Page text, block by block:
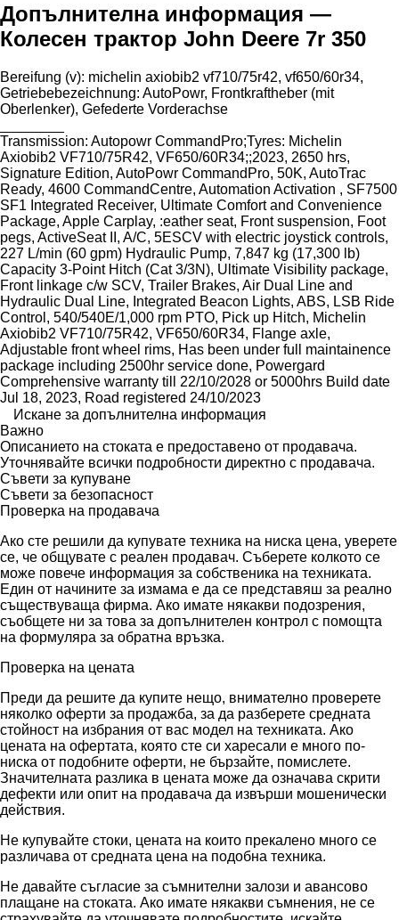
Допълнителна информация —
Колесен трактор John Deere 7r 350
Bereifung ​​​​​​​​​‌‌​​​​‌​​​​​​​​​‌‌‌​‌​‌​​​​​​​​​‌‌‌​‌​​​​​​​​​​​‌‌​‌‌‌‌​​​​​​​​​‌‌​‌‌​​​​​​​​​​​‌‌​‌​​‌​​​​​​​​​‌‌​‌‌‌​​​​​​​​​​‌‌​​‌​‌(v): michelin axiobib2 vf710/75r42, vf650/60r34,
Getriebebezeichnung: AutoPowr, Frontkraftheber (mit
Oberlenker), Gefederte Vorderachse
Transmission: Autopowr CommandPro;Tyres: Michelin
Axiobib2 VF710/75R42, VF650/60R34;;2023, 2650 hrs,
Signature Edition, AutoPowr CommandPro, 50K, AutoTrac
Ready, 4600 CommandCentre, Automation Activation , SF7500
SF1 Integrated Receiver, Ultimate Comfort and Convenience
Package, Apple Carplay, :eather seat, Front suspension, Foot
pegs, ActiveSeat II, A/C, 5ESCV with electric joystick controls,
227 L/min (60 gpm) Hydraulic Pump, 7,847 kg (17,300 lb)
Capacity 3-Point Hitch (Cat 3/3N), Ultimate Visibility package,
Front linkage c/w SCV, Trailer Brakes, Air Dual Line and
Hydraulic Dual Line, Integrated Beacon Lights, ABS, LSB Ride
Control, 540/540E/1,000 rpm PTO, Pick up Hitch, Michelin
Axiobib2 VF710/75R42, VF650/60R34, Flange axle,
Adjustable front wheel rims, Has been under full maintainence
package including 2500hr service done, Powergard
Comprehensive warranty till 22/10/2028 or 5000hrs Build date
Jul 18, 2023, Road registered 24/10/2023
Искане за допълнителна информация
Важно
Описанието на стоката е предоставено от продавача.
Уточнявайте всички подробности директно с продавача.
Съвети за купуване
Съвети за безопасност
Проверка на продавача
Ако сте решили да купувате техника на ниска цена, уверете
се, че общувате с реален продавач. Съберете колкото се
може повече информация за собственика на техниката.
Един от начините за измама е да се представяш за реално
съществуваща фирма. Ако имате някакви подозрения,
съобщете ни за това за допълнителен контрол с помощта
на формуляра за обратна връзка.
Проверка на цената
Преди да решите да купите нещо, внимателно проверете
няколко оферти за продажба, за да разберете средната
стойност на избрания от вас модел на техниката. Ако
цената на офертата, която сте си харесали е много по-
ниска от подобните оферти, не бързайте, помислете.
Значителната разлика в цената може да означава скрити
дефекти или опит на продавача да извърши мошенически
действия.
Не купувайте стоки, цената на които прекалено много се
различава от средната цена на подобна техника.
Не давайте съгласие за съмнителни залози и авансово
плащане на стоката. Ако имате някакви съмнения, не се